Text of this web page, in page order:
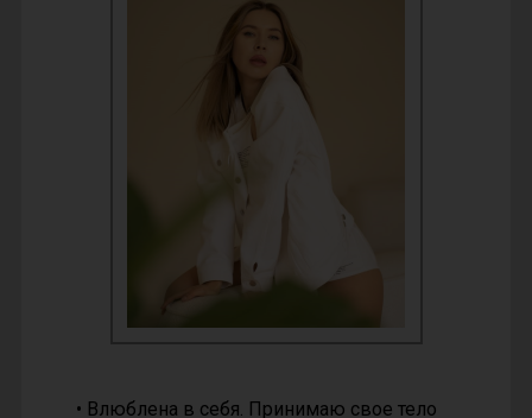
• Влюблена в себя. Принимаю свое тело